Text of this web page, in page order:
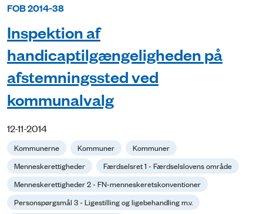
FOB 2014-38
Inspektion af
handicaptilgængeligheden på
afstemningssted ved
kommunalvalg
12-11-2014
Kommunerne Kommuner
Kommuner
Menneskerettigheder
Færdselsret 1 - Færdselslovens område
Menneskerettigheder 2 - FN-menneskeretskonventioner
Personspørgsmål 3 - Ligestilling og ligebehandling m.v.